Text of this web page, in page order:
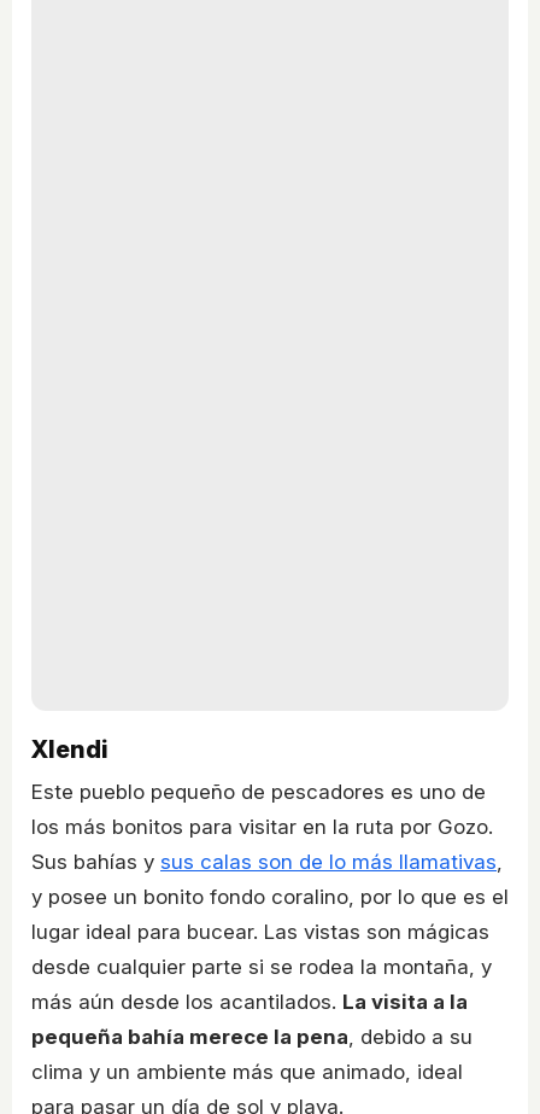
Xlendi
Este pueblo pequeño de pescadores es uno de
los más bonitos para visitar en la ruta por Gozo.
Sus bahías y sus calas son de lo más llamativas
y posee un bonito fondo coralino, por lo que es el
lugar ideal para bucear. Las vistas son mágicas
desde cualquier parte si se rodea la montaña, y
más aún desde los acantilados. La visita a la
pequeña bahía merece la pena , debido a su
clima y un ambiente más que animado, ideal
para pasar un día de sol y playa.